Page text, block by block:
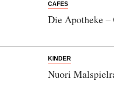
CAFES
Die Apotheke
KINDER
Nuori